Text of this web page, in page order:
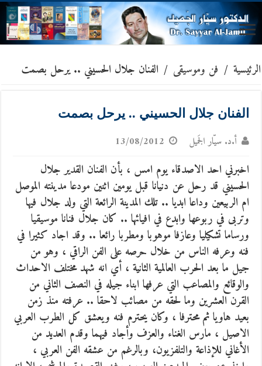
الرئيسية / فن وموسيقى / الفنان جلال الحسيني .. يرحل بصمت
الفنان جلال الحسيني .. يرحل بصمت
أ.د. سيّار الجَميل 13/08/2012
اخبرني احد الاصدقاء يوم امس ، بأن الفنان القدير جلال
الحسيني قد رحل عن دنيانا قبل يومين اثنين مودعا مدينته الموصل
ام الربيعين وداعا ابديا .. تلك المدينة الرائعة التي ولد جلال فيها
وتربى في ربوعها وابدع في افيائها .. كان جلال فنانا موسيقيا
ورساما تشكيليا وعازفا موهوبا ومطربا رائعا .. وقد اجاد كثيرا في
فنه وعرفه الناس من خلال حرصه على الفن الراقي ، وهو من
جيل ما بعد الحرب العالمية الثانية ، أي انه شهد مختلف الاحداث
والوقائع والمصاعب التي عرفها ابناء جيله في النصف الثاني من
القرن العشرين وما لحقه من مصائب لاحقا .. عرفته منذ زمن
بعيد هاويا ثم محترفا ، وكان يحترم فنه ويعشق كل الطرب العربي
الاصيل ، مارس الغناء والعزف وأجاد فيهما وقدم العديد من
الأغاني للإذاعة والتلفزيون، وبالرغم من عشقه الفن العربي ،